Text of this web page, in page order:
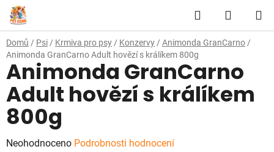
Přejít
na
obsah
Hledat
KOŠÍK
Domů / Psi / Krmiva pro psy / Konzervy / Animonda GranCarno /
Animonda GranCarno Adult hovězí s králíkem 800g
Animonda GranCarno
Adult hovězí s králíkem
800g
Průměrné
Neohodnoceno Podrobnosti hodnocení